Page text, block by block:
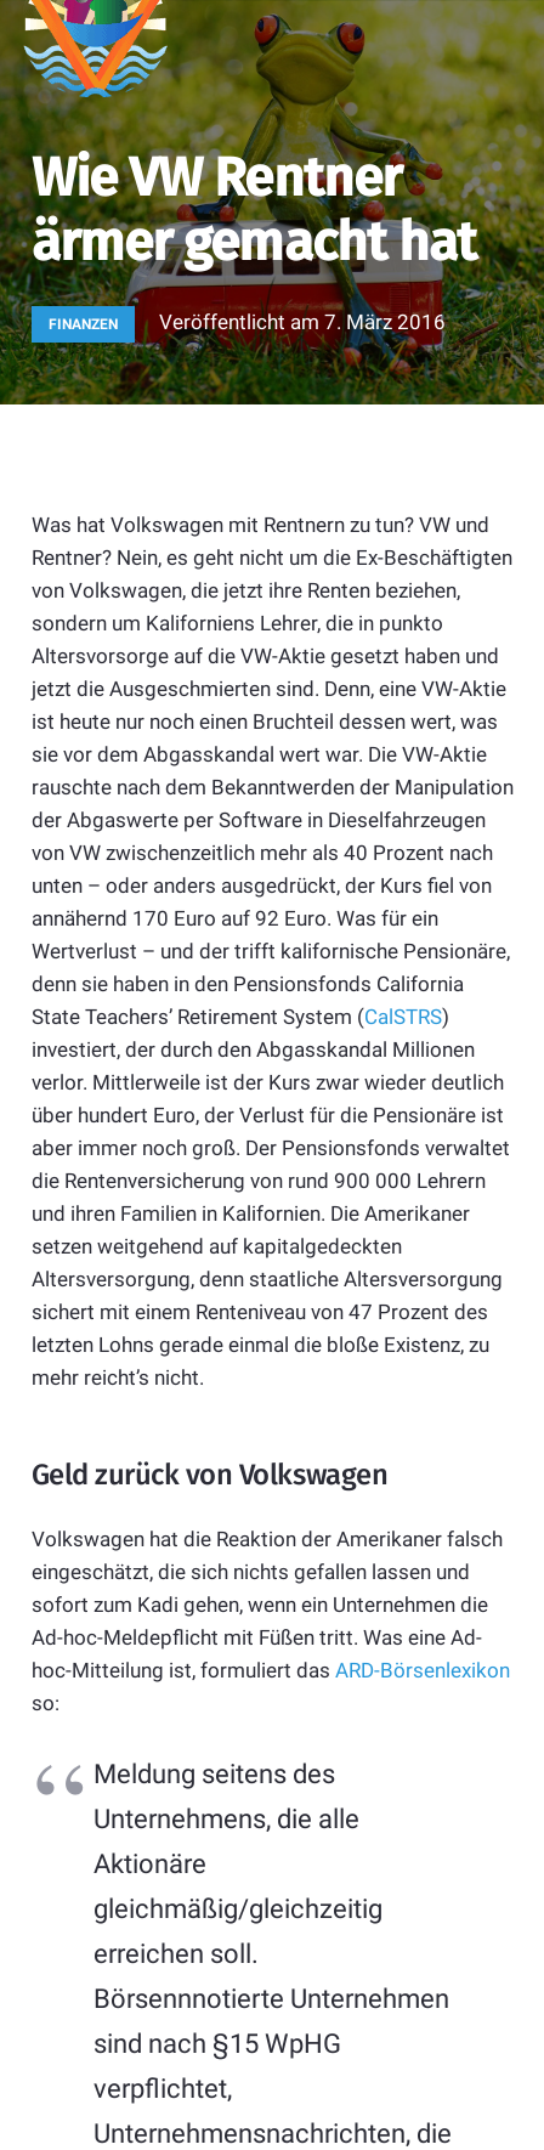
Wie VW Rentner
ärmer gemacht hat
FINANZEN Veröffentlicht am7. März 2016
Was hat Volkswagen mit Rentnern zu tun? VW und
Rentner? Nein, es geht nicht um die Ex-Beschäftigten
von Volkswagen, die jetzt ihre Renten beziehen,
sondern um Kaliforniens Lehrer, die in punkto
Altersvorsorge auf die VW-Aktie gesetzt haben und
jetzt die Ausgeschmierten sind. Denn, eine VW-Aktie
ist heute nur noch einen Bruchteil dessen wert, was
sie vor dem Abgasskandal wert war. Die VW-Aktie
rauschte nach dem Bekanntwerden der Manipulation
der Abgaswerte per Software in Dieselfahrzeugen
von VW zwischenzeitlich mehr als 40 Prozent nach
unten – oder anders ausgedrückt, der Kurs fiel von
annähernd 170 Euro auf 92 Euro. Was für ein
Wertverlust – und der trifft kalifornische Pensionäre,
denn sie haben in den Pensionsfonds California
State Teachers’ Retirement System (CalSTRS)
investiert, der durch den Abgasskandal Millionen
verlor. Mittlerweile ist der Kurs zwar wieder deutlich
über hundert Euro, der Verlust für die Pensionäre ist
aber immer noch groß. Der Pensionsfonds verwaltet
die Rentenversicherung von rund 900 000 Lehrern
und ihren Familien in Kalifornien. Die Amerikaner
setzen weitgehend auf kapitalgedeckten
Altersversorgung, denn staatliche Altersversorgung
sichert mit einem Renteniveau von 47 Prozent des
letzten Lohns gerade einmal die bloße Existenz, zu
mehr reicht’s nicht.
Geld zurück von Volkswagen
Volkswagen hat die Reaktion der Amerikaner falsch
eingeschätzt, die sich nichts gefallen lassen und
sofort zum Kadi gehen, wenn ein Unternehmen die
Ad-hoc-Meldepflicht mit Füßen tritt. Was eine Ad-
hoc-Mitteilung ist, formuliert das ARD-Börsenlexikon
so:
Meldung seitens des
Unternehmens, die alle
Aktionäre
gleichmäßig/gleichzeitig
erreichen soll.
Börsennnotierte Unternehmen
sind nach §15 WpHG
verpflichtet,
Unternehmensnachrichten, die